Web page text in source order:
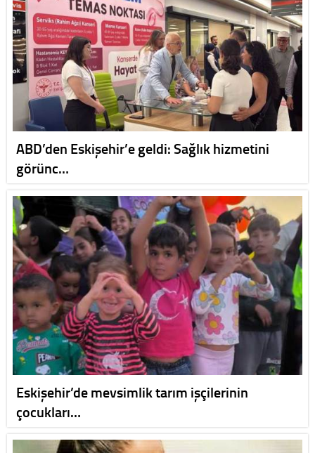
ABD’den Eskişehir’e geldi: Sağlık hizmetini
görünc…
Eskişehir’de mevsimlik tarım işçilerinin
çocukları…